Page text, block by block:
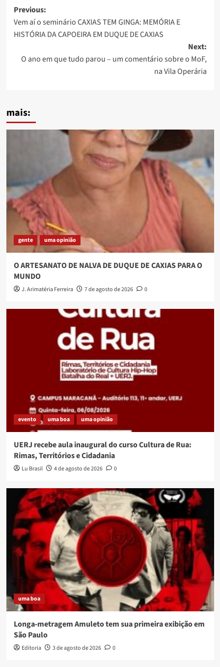
Post
navigation
Previous:
Vem aí o seminário CAXIAS TEM GINGA: MEMÓRIA E
HISTÓRIA DA CAPOEIRA EM DUQUE DE CAXIAS
Next:
O ano em que tudo parou – um comentário sobre o MoF,
na Vila Operária
mais:
gente uma opinião
O ARTESANATO DE NALVA DE DUQUE DE CAXIAS PARA O
MUNDO
J. Arimatéria Ferreira 7 de agosto de 2026 0
evento uma boa uma opinião
UERJ recebe aula inaugural do curso Cultura de Rua:
Rimas, Territórios e Cidadania
Lu Brasil 4 de agosto de 2026 0
uma boa
Longa-metragem Amuleto tem sua primeira exibição em
São Paulo
Editoria 3 de agosto de 2026 0